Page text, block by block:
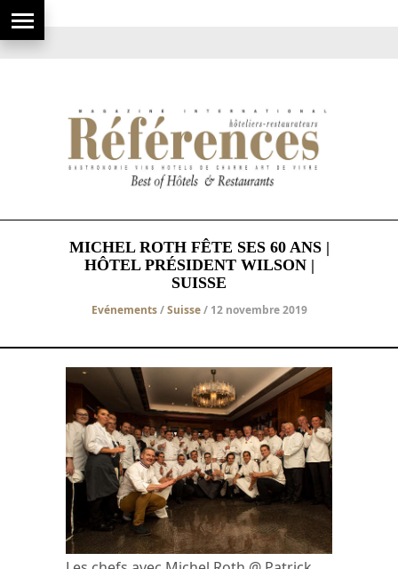
MICHEL ROTH FÊTE SES 60 ANS |
HÔTEL PRÉSIDENT WILSON |
SUISSE
Evénements/Suisse/ 12 novembre 2019